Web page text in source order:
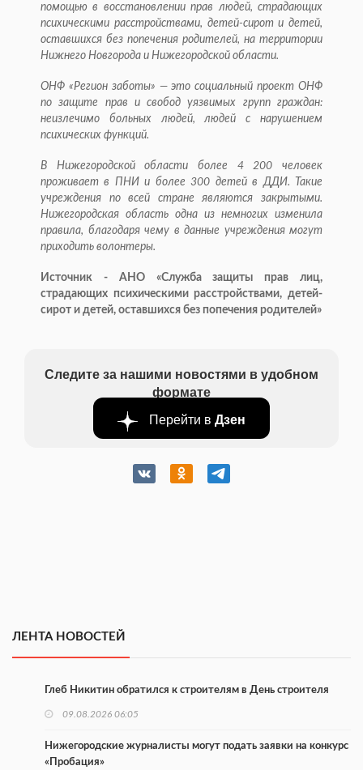
помощью в восстановлении прав людей, страдающих
психическими расстройствами, детей-сирот и детей,
оставшихся без попечения родителей, на территории
Нижнего Новгорода и Нижегородской области.
ОНФ «Регион заботы» — это социальный проект ОНФ
по защите прав и свобод уязвимых групп граждан:
неизлечимо больных людей, людей с нарушением
психических функций.
В Нижегородской области более 4 200 человек
проживает в ПНИ и более 300 детей в ДДИ. Такие
учреждения по всей стране являются закрытыми.
Нижегородская область одна из немногих изменила
правила, благодаря чему в данные учреждения могут
приходить волонтеры.
Источник - АНО «Служба защиты прав лиц,
страдающих психическими расстройствами, детей-
сирот и детей, оставшихся без попечения родителей»
Следите за нашими новостями в удобном
формате
Перейти в Дзен
ЛЕНТА НОВОСТЕЙ
Глеб Никитин обратился к строителям в День строителя
09.08.2026 06:05
Нижегородские журналисты могут подать заявки на конкурс
«Пробация»